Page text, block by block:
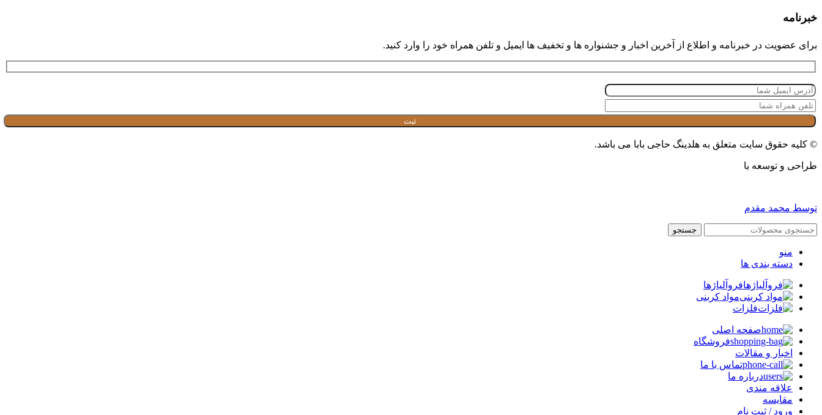
خبرنامه
برای عضویت در خبرنامه و اطلاع از آخرین اخبار و جشنواره ها و تخفیف ها ایمیل و تلفن همراه خود را وارد کنید.
© کلیه حقوق سایت متعلق به هلدینگ حاجی بابا می باشد.
طراحی و توسعه با
توسط محمد مقدم
جستجو
منو
دسته بندی ها
فروآلیاژها
مواد کربنی
فلزات
صفحه اصلی
فروشگاه
اخبار و مقالات
تماس با ما
درباره ما
علاقه مندی
مقایسه
ورود / ثبت نام